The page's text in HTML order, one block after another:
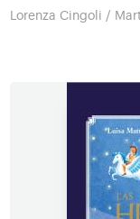
Lorenza Cingoli /